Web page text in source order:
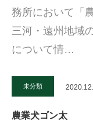
務所において「
三河・遠州地域
について情…
未分類
農業犬ゴン太